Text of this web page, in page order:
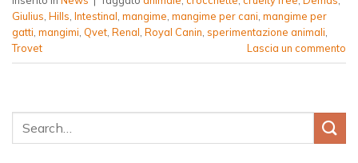
Giulius, Hills, Intestinal, mangime, mangime per cani, mangime per
gatti, mangimi, Qvet, Renal, Royal Canin, sperimentazione animali,
Trovet
Lascia un commento